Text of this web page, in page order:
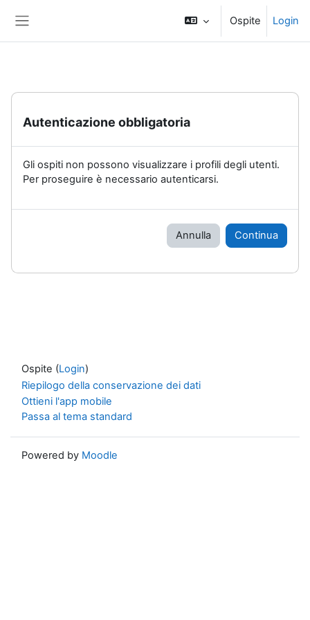
Ospite Login
Autenticazione obbligatoria
Gli ospiti non possono visualizzare i profili degli utenti.
Per proseguire è necessario autenticarsi.
Annulla Continua
Ospite (Login)
Riepilogo della conservazione dei dati
Ottieni l'app mobile
Passa al tema standard
Powered by Moodle